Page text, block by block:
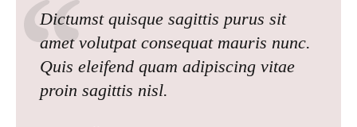
Dictumst quisque sagittis purus sit
amet volutpat consequat mauris nunc.
Quis eleifend quam adipiscing vitae
proin sagittis nisl.